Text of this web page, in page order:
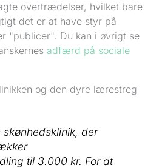
overtrædelser, hvilket bare
det er at have styr på
"publicer". Du kan i øvrigt se
adfærd på sociale
og den dyre lærestreg
skønhedsklinik, der
til 3.000 kr. For at